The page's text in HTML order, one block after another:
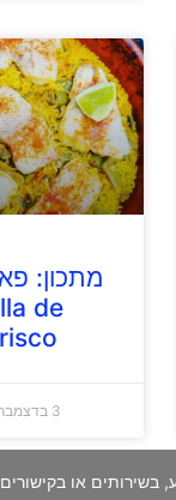
מתכון:
de
3 בדצמבר 2025
בשירותים או